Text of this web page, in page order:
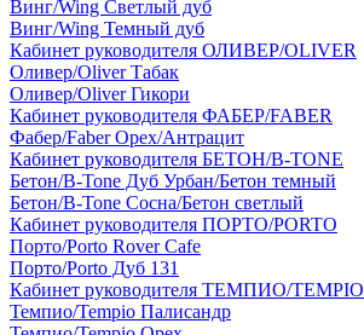
Винг/Wing Светлый дуб
Винг/Wing Темный дуб
Кабинет руководителя ОЛИВЕР/OLIVER
Оливер/Oliver Табак
Оливер/Oliver Гикори
Кабинет руководителя ФАБЕР/FABER
Фабер/Faber Орех/Антрацит
Кабинет руководителя БЕТОН/B-TONE
Бетон/B-Tone Дуб Урбан/Бетон темный
Бетон/B-Tone Сосна/Бетон светлый
Кабинет руководителя ПОРТО/PORTO
Порто/Porto Rover Cafe
Порто/Porto Дуб 131
Кабинет руководителя ТЕМПИО/TEMPIO
Темпио/Tempio Палисандр